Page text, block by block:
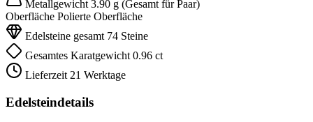
Metallgewicht 3.90 g (Gesamt für Paar)
Oberfläche Polierte Oberfläche
Edelsteine gesamt 74 Steine
Gesamtes Karatgewicht 0.96 ct
Lieferzeit 21 Werktage
Edelsteindetails